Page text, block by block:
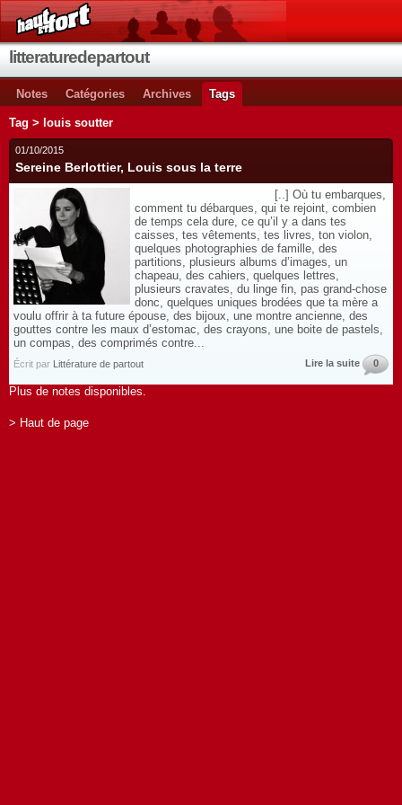
litteraturedepartout
Notes Catégories Archives Tags
Tag > louis soutter
01/10/2015
Sereine Berlottier, Louis sous la terre
[..] Où tu embarques,
comment tu débarques, qui te rejoint, combien
de temps cela dure, ce qu’il y a dans tes
caisses, tes vêtements, tes livres, ton violon,
quelques photographies de famille, des
partitions, plusieurs albums d’images, un
chapeau, des cahiers, quelques lettres,
plusieurs cravates, du linge fin, pas grand-chose
donc, quelques uniques brodées que ta mère a
voulu offrir à ta future épouse, des bijoux, une montre ancienne, des
gouttes contre les maux d’estomac, des crayons, une boite de pastels,
un compas, des comprimés contre...
Écrit par Littérature de partout Lire la suite 0
Plus de notes disponibles.
> Haut de page